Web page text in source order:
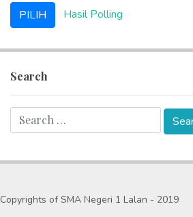
Hasil Polling
Search
Copyrights of SMA Negeri 1 Lalan - 2019